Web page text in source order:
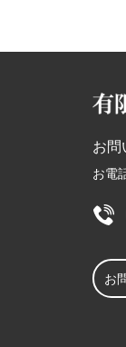
お問
お電
お